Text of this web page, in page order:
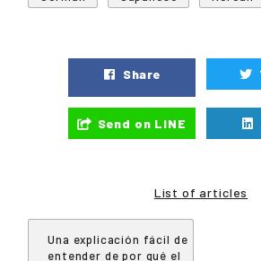
Share
Send on LINE
List of articles
Una explicación fácil de
entender de por qué el